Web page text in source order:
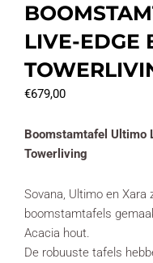
LIVE-EDGE
€679,00
Boomstamtafel Ultimo
Towerliving
Sovana, Ultimo en Xara
boomstamtafels
Acacia hout.
De robuuste tafels